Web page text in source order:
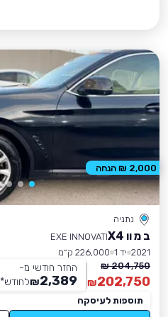
נתניה
ב מ וו X4
EXE INNOVATI
2021 יד 1
226,000 ק״מ
204,750 ₪
202,750
₪
החזר חודשי מ-
2,389
₪לחודש*
תוספות לעיסקה
2,000 ₪ הנחה